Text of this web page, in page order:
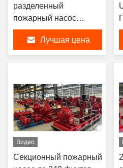
разделенный
пожарный насос
случая 1000GPM
Лучшая цена
Видео
Секционный пожарный